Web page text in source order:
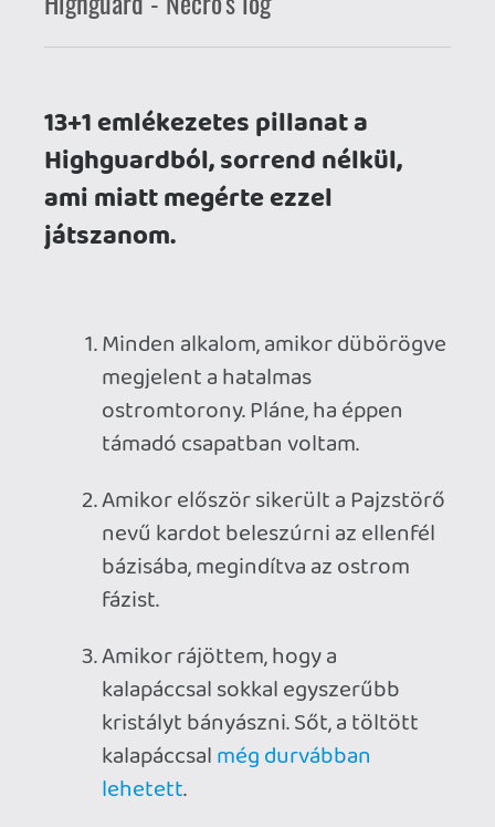
ostromtorony. Pláne, ha éppen
nevű kardot beleszúrni az ellenfél
bázisába, megindítva az ostrom
fázist.
Amikor rájöttem, hogy a
kalapáccsal sokkal egyszerűbb
kristályt bányászni. Sőt, a töltött
Bányászok egy nagy teremben
amikor meghallom, hogy egy
ellenfél a közelemben gyűjtöget.
Csendben megvárom, és amikor
feltűnt, 1v1 párbajt vívtunk. Sajnos
A gyűjtögetős szakaszban az egész
csapat egymás után, libasorban